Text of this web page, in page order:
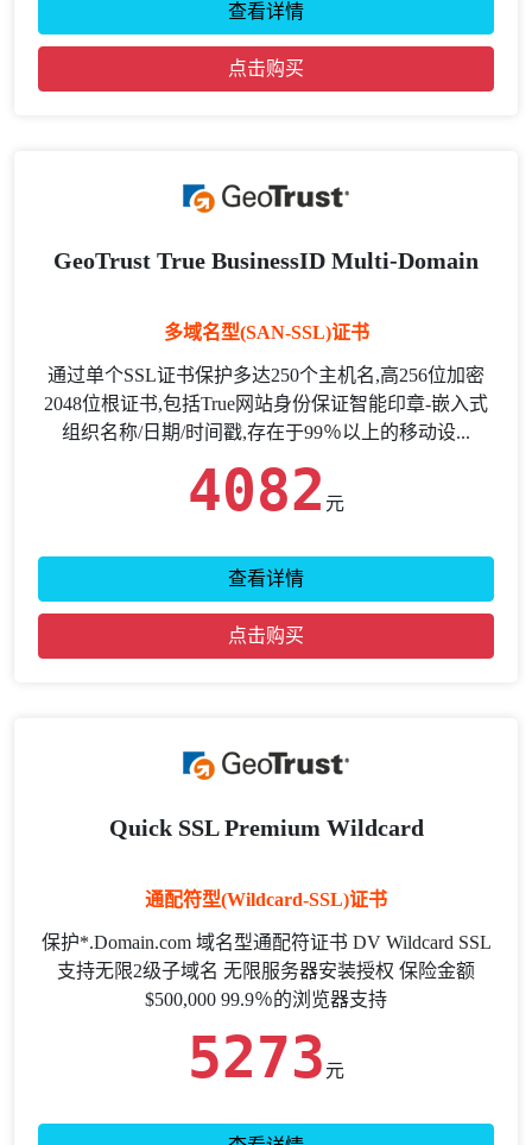
查看详情
点击购买
GeoTrust True BusinessID Multi-Domain
多域名型(SAN-SSL)证书
通过单个SSL证书保护多达250个主机名,高256位加密
2048位根证书,包括True网站身份保证智能印章-嵌入式
组织名称/日期/时间戳,存在于99％以上的移动设...
4082 元
查看详情
点击购买
Quick SSL Premium Wildcard
通配符型(Wildcard-SSL)证书
保护*.Domain.com 域名型通配符证书 DV Wildcard SSL
支持无限2级子域名 无限服务器安装授权 保险金额
$500,000 99.9％的浏览器支持
5273 元